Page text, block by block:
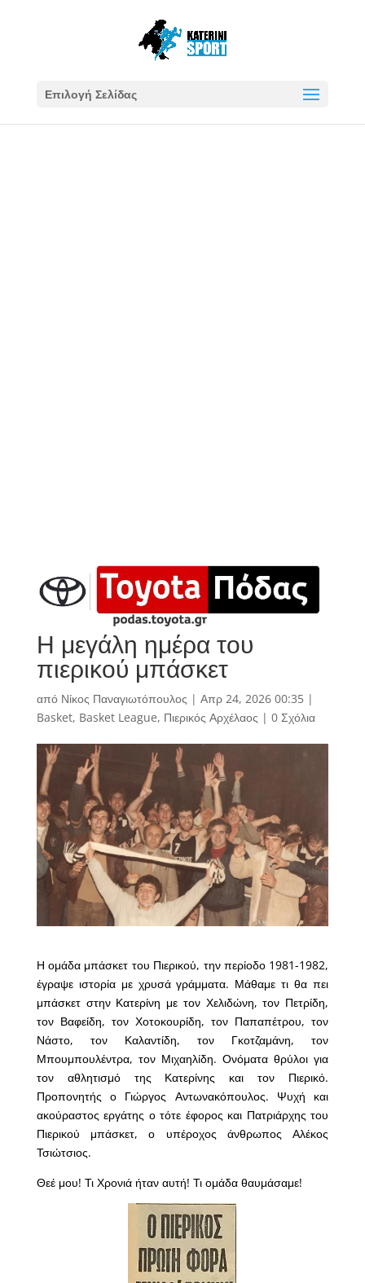
Επιλογή Σελίδας
Η μεγάλη ημέρα του
πιερικού μπάσκετ
από Νίκος Παναγιωτόπουλος | Απρ 24, 2026 00:35|
Basket, Basket League, Πιερικός Αρχέλαος | 0 Σχόλια
Η ομάδα μπάσκετ του Πιερικού, την περίοδο 1981-1982,
έγραψε ιστορία με χρυσά γράμματα. Μάθαμε τι θα πει
μπάσκετ στην Κατερίνη με τον Χελιδώνη, τον Πετρίδη,
τον Βαφείδη, τον Χοτοκουρίδη, τον Παπαπέτρου, τον
Νάστο, τον Καλαντίδη, τον Γκοτζαμάνη, τον
Μπουμπουλέντρα, τον Μιχαηλίδη. Ονόματα θρύλοι για
τον αθλητισμό της Κατερίνης και τον Πιερικό.
Προπονητής ο Γιώργος Αντωνακόπουλος. Ψυχή και
ακούραστος εργάτης ο τότε έφορος και Πατριάρχης του
Πιερικού μπάσκετ, ο υπέροχος άνθρωπος Αλέκος
Τσιώτσιος.
Θεέ μου! Τι Χρονιά ήταν αυτή! Τι ομάδα θαυμάσαμε!